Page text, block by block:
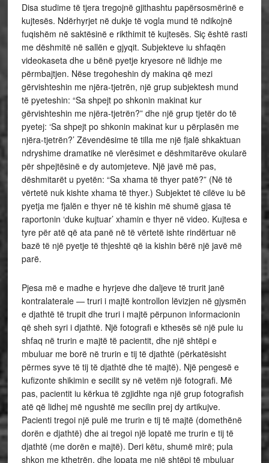
Disa studime të tjera tregojnë gjithashtu papërsosmërinë e
kujtesës. Ndërhyrjet në dukje të vogla mund të ndikojnë
fuqishëm në saktësinë e rikthimit të kujtesës. Siç është rasti
me dëshmitë në sallën e gjyqit. Subjekteve iu shfaqën
videokaseta dhe u bënë pyetje kryesore në lidhje me
përmbajtjen. Nëse tregoheshin dy makina që mezi
gërvishteshin me njëra-tjetrën, një grup subjektesh mund
të pyeteshin: “Sa shpejt po shkonin makinat kur
gërvishteshin me njëra-tjetrën?” dhe një grup tjetër do të
pyetej: ‘Sa shpejt po shkonin makinat kur u përplasën me
njëra-tjetrën?’ Zëvendësime të tilla me një fjalë shkaktuan
ndryshime dramatike në vlerësimet e dëshmitarëve okularë
për shpejtësinë e dy automjeteve. Një javë më pas,
dëshmitarët u pyetën: “Sa xhama të thyer patë?” (Në të
vërtetë nuk kishte xhama të thyer.) Subjektet të cilëve iu bë
pyetja me fjalën e thyer në të kishin më shumë gjasa të
raportonin ‘duke kujtuar’ xhamin e thyer në video. Kujtesa e
tyre për atë që ata panë në të vërtetë ishte rindërtuar në
bazë të një pyetje të thjeshtë që ia kishin bërë një javë më
parë.
Pjesa më e madhe e hyrjeve dhe daljeve të trurit janë
kontralaterale — truri i majtë kontrollon lëvizjen në gjysmën
e djathtë të trupit dhe truri i majtë përpunon informacionin
që sheh syri i djathtë. Një fotografi e kthesës së një pule iu
shfaq në trurin e majtë të pacientit, dhe një shtëpi e
mbuluar me borë në trurin e tij të djathtë (përkatësisht
përmes syve të tij të djathtë dhe të majtë). Një pengesë e
kufizonte shikimin e secilit sy në vetëm një fotografi. Më
pas, pacientit iu kërkua të zgjidhte nga një grup fotografish
atë që lidhej më ngushtë me secilin prej dy artikujve.
Pacienti tregoi një pulë me trurin e tij të majtë (domethënë
dorën e djathtë) dhe ai tregoi një lopatë me trurin e tij të
djathtë (me dorën e majtë). Deri këtu, shumë mirë; pula
shkon me kthetrën, dhe lopata me një shtëpi të mbuluar